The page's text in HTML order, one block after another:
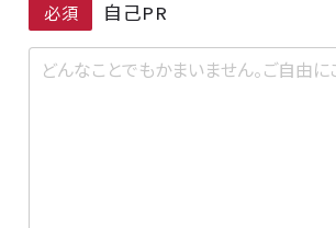
必須 自己PR